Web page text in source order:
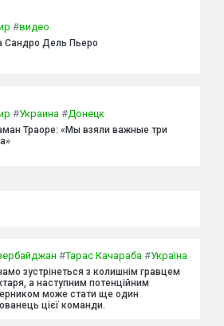
#видео
Сандро Дель Пьеро
#Украина #Донецк
Траоре: «Мы взяли важные три
#Тарас Качараба #Україна
зустрінеться з колишнім гравцем
а наступним потенційним
може стати ще один
цієї команди.